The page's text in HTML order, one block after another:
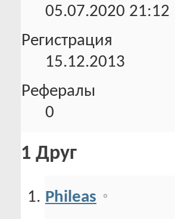
05.07.2020 21:12
Регистрация
15.12.2013
Рефералы
0
1 Друг
Phileas